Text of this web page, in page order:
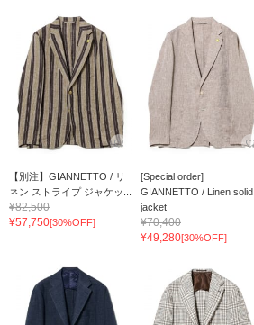
【別注】GIANNETTO / リ
ネン ストライプ ジャケッ...
¥82,500
¥57,750[30%OFF]
[Special order]
GIANNETTO / Linen solid
jacket
¥70,400
¥49,280[30%OFF]